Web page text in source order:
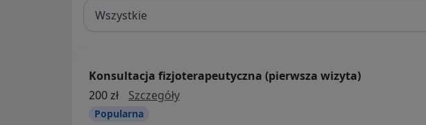
Wszystkie
Konsultacja fizjoterapeutyczna (pierwsza wizyta)
200 zł
Szczegółykonsultacja fizjoterapeutyczna (pierwsza wizyta)
Popularna